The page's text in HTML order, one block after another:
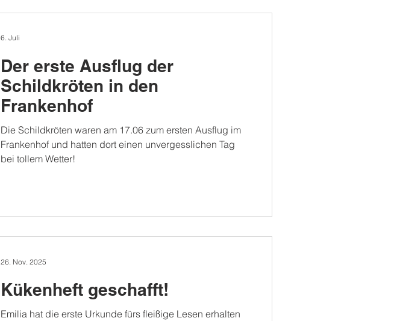
Der erste Ausflug der
Schildkröten in den
Frankenhof
Die Schildkröten waren am 17.06 zum ersten Ausflug im
Frankenhof und hatten dort einen unvergesslichen Tag
bei tollem Wetter!
6. Juli
Kükenheft geschafft!
Emilia hat die erste Urkunde fürs fleißige Lesen erhalten
26. Nov. 2025